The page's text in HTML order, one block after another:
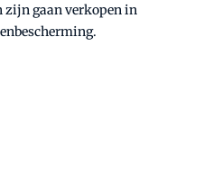
zijn gaan verkopen in